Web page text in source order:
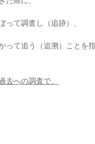
って調査し（追跡）、
って追う（追溯）ことを指
去への調査で、